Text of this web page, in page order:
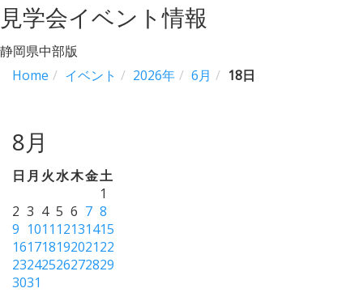
見学会イベント情報
静岡県中部版
Home
イベント 2026年 6月 18日
8月
日 月 火水木金土
1
2 3 4 5 6 7 8
9 1011 12131415
16171819202122
23242526272829
3031